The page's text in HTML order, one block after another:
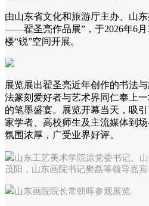
由山东省文化和旅游厅主办、山
——翟圣亮作品展”，于2026年6月
楼“锐”空间开展。
展览展出翟圣亮近年创作的书法
法篆刻爱好者与艺术界同仁奉上
的笔墨盛宴。展览开幕当天，吸
家学者、高校师生及主流媒体到
氛围浓厚，广受业界好评。
山东工艺美术学院原党委书记、
茂阳，山东画院书记樊磊等领导嘉
山东画院院长常朝晖参观展览